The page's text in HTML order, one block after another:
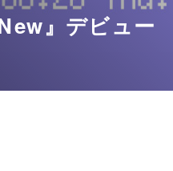
』デビュー